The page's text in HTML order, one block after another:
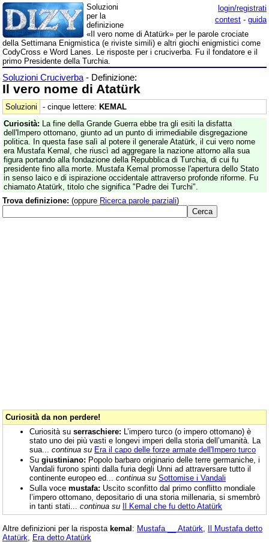
login/registrati
contest - guida
Soluzioni
per la
definizione
«Il vero nome di Atatürk» per le parole crociate
della Settimana Enigmistica (e riviste simili) e altri giochi enigmistici come
CodyCross e Word Lanes. Le risposte per i cruciverba. Fu il fondatore e il
primo Presidente della Turchia.
Soluzioni Cruciverba - Definizione:
Il vero nome di Atatürk
Soluzioni - cinque lettere: KEMAL
Curiosità: La fine della Grande Guerra ebbe tra gli esiti la disfatta
dell'Impero ottomano, giunto ad un punto di irrimediabile disgregazione
politica. In questa fase salì al potere il generale Atatürk, il cui vero nome
era Mustafa Kemal, che riuscì ad aggregare la nazione attorno alla sua
figura portando alla fondazione della Repubblica di Turchia, di cui fu
presidente fino alla morte. Mustafa Kemal promosse l'apertura dello Stato
in senso laico e di ispirazione occidentale attraverso profonde riforme. Fu
chiamato Atatürk, titolo che significa "Padre dei Turchi".
Trova definizione: (oppure Ricerca parole parziali)
Curiosità da non perdere!
Curiosità su serraschiere: L’impero turco (o impero ottomano) è
stato uno dei più vasti e longevi imperi della storia dell’umanità. La
sua... continua su Era il capo delle forze armate dell'Impero turco
Su giustiniano: Popolo barbaro originario delle terre germaniche, i
Vandali furono spinti dalla furia degli Unni ad attraversare tutto il
continente europeo ed... continua su Sottomise i Vandali
Sulla voce mustafa: Uscito sconfitto dal primo conflitto mondiale
l’impero ottomano, depositario di una storia millenaria, si smembrò
in tanti stati... continua su Il Kemal che fu detto Atatürk
Altre definizioni per la risposta kemal: Mustafa __ Atatürk
Il Mustafa detto
Atatürk
Era detto Atatürk